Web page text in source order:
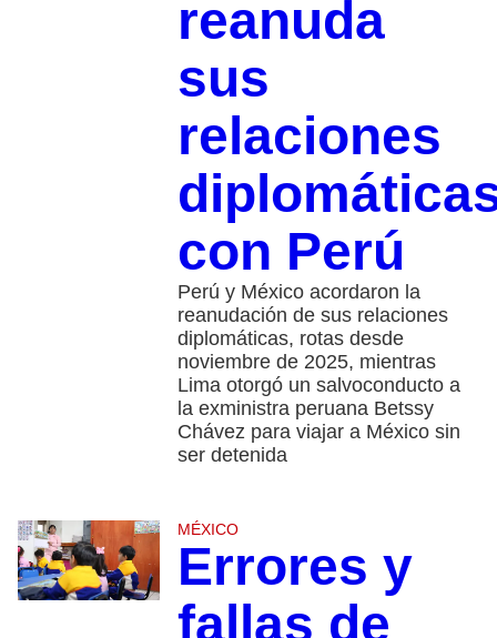
reanuda
sus
relaciones
con Perú
Perú y México acordaron la
reanudación de sus relaciones
diplomáticas, rotas desde
noviembre de 2025, mientras
Lima otorgó un salvoconducto a
la exministra peruana Betssy
Chávez para viajar a México sin
ser detenida
MÉXICO
Errores y
fallas de